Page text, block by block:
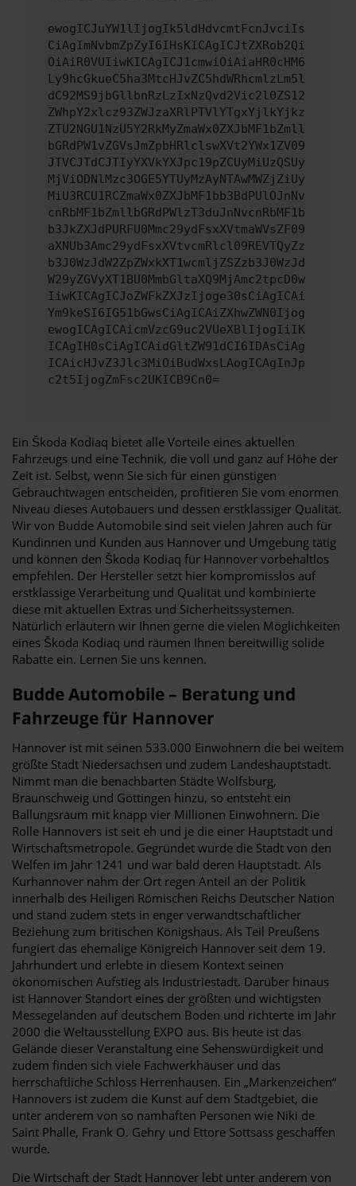
ewogICJuYW1lIjogIk5ldHdvcmtFcnJvciIs
CiAgImNvbmZpZyI6IHsKICAgICJtZXRob2Qi
OiAiR0VUIiwKICAgICJ1cmwiOiAiaHR0cHM6
Ly9hcGkueC5ha3MtcHJvZC5hdWRhcmlzLm5l
dC92MS9jbGllbnRzLzIxNzQvd2Vic2l0ZS12
ZWhpY2xlcz93ZWJzaXRlPTVlYTgxYjlkYjkz
ZTU2NGU1NzU5Y2RkMyZmaWx0ZXJbMF1bZmll
bGRdPW1vZGVsJmZpbHRlclswXVt2YWx1ZV09
JTVCJTdCJTIyYXVkYXJpc19pZCUyMiUzQSUy
MjViODNlMzc3OGE5YTUyMzAyNTAwMWZjZiUy
MiU3RCU1RCZmaWx0ZXJbMF1bb3BdPUlOJnNv
cnRbMF1bZmllbGRdPWlzT3duJnNvcnRbMF1b
b3JkZXJdPURFU0Mmc29ydFsxXVtmaWVsZF09
aXNUb3Amc29ydFsxXVtvcmRlcl09REVTQyZz
b3J0WzJdW2ZpZWxkXT1wcmljZSZzb3J0WzJd
W29yZGVyXT1BU0MmbGltaXQ9MjAmc2tpcD0w
IiwKICAgICJoZWFkZXJzIjoge30sCiAgICAi
Ym9keSI6IG51bGwsCiAgICAiZXhwZWN0Ijog
ewogICAgICAicmVzcG9uc2VUeXBlIjogIiIK
ICAgIH0sCiAgICAidGltZW91dCI6IDAsCiAg
ICAicHJvZ3Jlc3MiOiBudWxsLAogICAgInJp
c2t5IjogZmFsc2UKICB9Cn0=
Ein Škoda Kodiaq bietet alle Vorteile eines aktuellen
Fahrzeugs und eine Technik, die voll und ganz auf Höhe der
Zeit ist. Selbst, wenn Sie sich für einen günstigen
Gebrauchtwagen entscheiden, profitieren Sie vom enormen
Niveau dieses Autobauers und dessen erstklassiger Qualität.
Wir von Budde Automobile sind seit vielen Jahren auch für
Kundinnen und Kunden aus Hannover und Umgebung tätig
und können den Škoda Kodiaq für Hannover vorbehaltlos
empfehlen. Der Hersteller setzt hier kompromisslos auf
erstklassige Verarbeitung und Qualität und kombinierte
diese mit aktuellen Extras und Sicherheitssystemen.
Natürlich erläutern wir Ihnen gerne die vielen Möglichkeiten
eines Škoda Kodiaq und räumen Ihnen bereitwillig solide
Rabatte ein. Lernen Sie uns kennen.
Budde Automobile – Beratung und
Fahrzeuge für Hannover
Hannover ist mit seinen 533.000 Einwohnern die bei weitem
größte Stadt Niedersachsen und zudem Landeshauptstadt.
Nimmt man die benachbarten Städte Wolfsburg,
Braunschweig und Göttingen hinzu, so entsteht ein
Ballungsraum mit knapp vier Millionen Einwohnern. Die
Rolle Hannovers ist seit eh und je die einer Hauptstadt und
Wirtschaftsmetropole. Gegründet wurde die Stadt von den
Welfen im Jahr 1241 und war bald deren Hauptstadt. Als
Kurhannover nahm der Ort regen Anteil an der Politik
innerhalb des Heiligen Römischen Reichs Deutscher Nation
und stand zudem stets in enger verwandtschaftlicher
Beziehung zum britischen Königshaus. Als Teil Preußens
fungiert das ehemalige Königreich Hannover seit dem 19.
Jahrhundert und erlebte in diesem Kontext seinen
ökonomischen Aufstieg als Industriestadt. Darüber hinaus
ist Hannover Standort eines der größten und wichtigsten
Messegeländen auf deutschem Boden und richterte im Jahr
2000 die Weltausstellung EXPO aus. Bis heute ist das
Gelände dieser Veranstaltung eine Sehenswürdigkeit und
zudem finden sich viele Fachwerkhäuser und das
herrschaftliche Schloss Herrenhausen. Ein „Markenzeichen“
Hannovers ist zudem die Kunst auf dem Stadtgebiet, die
unter anderem von so namhaften Personen wie Niki de
Saint Phalle, Frank O. Gehry und Ettore Sottsass geschaffen
wurde.
Die Wirtschaft der Stadt Hannover lebt unter anderem von